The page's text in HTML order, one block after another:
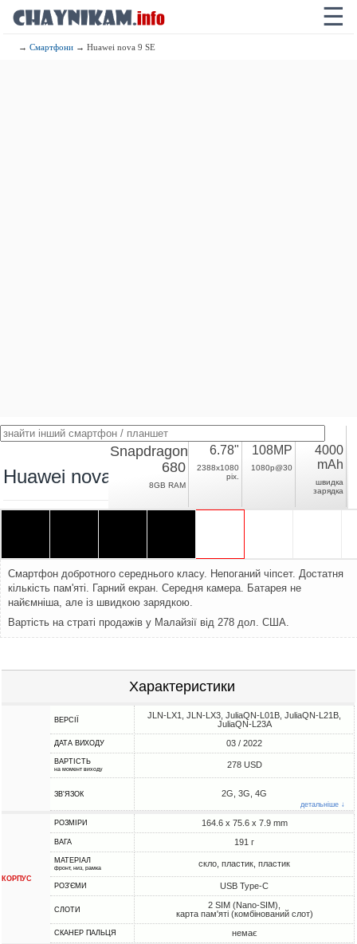
☰
→Смартфони → Huawei nova 9 SE
Huawei nova 9 SE
Snapdragon
680
8GB RAM
6.78"
2388x1080
pix.
108MP
1080p@30
4000
mAh
швидка
зарядка
Смартфон добротного середнього класу. Непоганий чіпсет. Достатня
кількість пам'яті. Гарний екран. Середня камера. Батарея не
найємніша, але із швидкою зарядкою.
Вартість на страті продажів у Малайзії від 278 дол. США.
Характеристики
ВЕРСІЇ
JLN-LX1, JLN-LX3, JuliaQN-L01B, JuliaQN-L21B,
JuliaQN-L23A
ДАТА ВИХОДУ 03 / 2022
ВАРТІСТЬ
на момент виходу 278 USD
ЗВ'ЯЗОК 2G, 3G, 4G
детальніше ↓
КОРПУС
РОЗМІРИ 164.6 x 75.6 x 7.9 mm
ВАГА 191 г
МАТЕРІАЛ
фронт, низ, рамка скло, пластик, пластик
РОЗ'ЄМИ USB Type-C
СЛОТИ
2 SIM (Nano-SIM),
карта пам'яті (комбінований слот)
СКАНЕР ПАЛЬЦЯ немає